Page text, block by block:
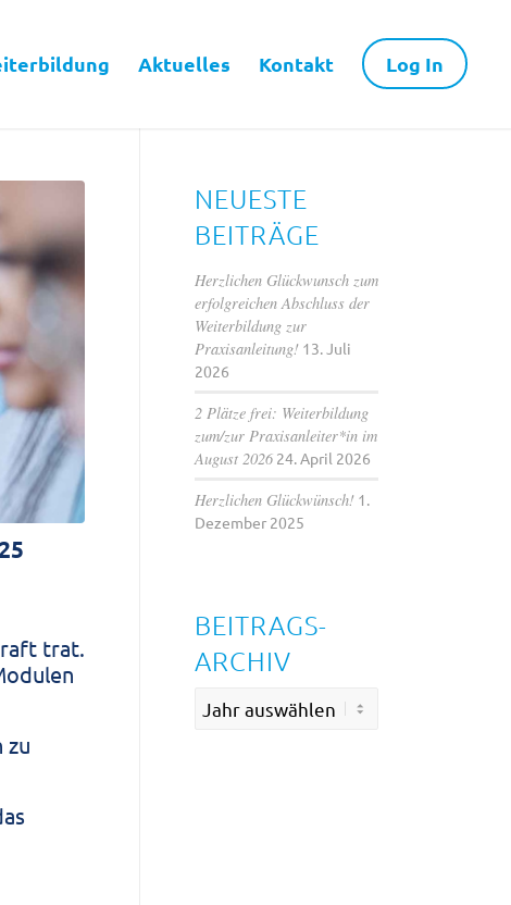
Aktuelles Kontakt Log In
trat.
zu
NEUESTE
BEITRÄGE
Herzlichen Glückwunsch zum
erfolgreichen Abschluss der
Weiterbildung zur
Praxisanleitung! 13. Juli
2026
2 Plätze frei: Weiterbildung
zum/zur Praxisanleiter*in im
August 2026 24. April 2026
Herzlichen Glückwünsch! 1.
Dezember 2025
BEITRAGS-
ARCHIV